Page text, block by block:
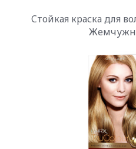
Cтойкая краска для